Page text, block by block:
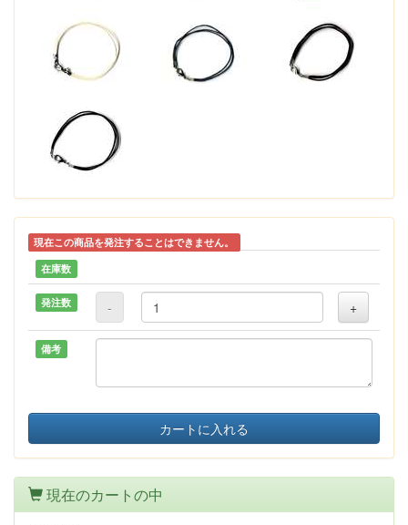
現在この商品を発注することはできません。
在庫数
発注数 - +
備考
カートに入れる
現在のカートの中